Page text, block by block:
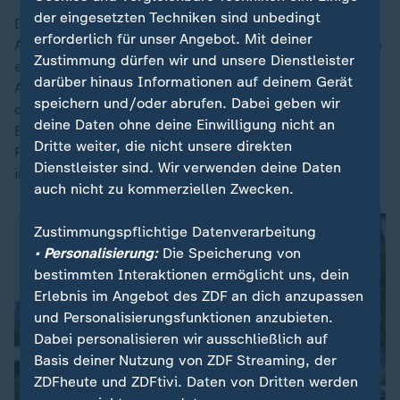
Der Deutsche überzeugte mit gewohnt wuchtigen
Aufschlägen und präzisen Cross-Bällen, zudem streute
er gelegentlich gefühlvolle Stops in sein Spiel ein.
Auch in engen Situationen, als er zum Beispiel im
dritten Aufschlagspiel des ersten Satzes vier
Breakchancen abwehrte, verlor Zverev nicht seinen
Rhythmus. Martinez musste für fast jeden Punkt viel
investieren.
der eingesetzten Techniken sind unbedingt
erforderlich für unser Angebot. Mit deiner
Zustimmung dürfen wir und unsere Dienstleister
darüber hinaus Informationen auf deinem Gerät
speichern und/oder abrufen. Dabei geben wir
deine Daten ohne deine Einwilligung nicht an
Dritte weiter, die nicht unsere direkten
Dienstleister sind. Wir verwenden deine Daten
auch nicht zu kommerziellen Zwecken.
Zustimmungspflichtige Datenverarbeitung
• Personalisierung:Die Speicherung von
bestimmten Interaktionen ermöglicht uns, dein
Erlebnis im Angebot des ZDF an dich anzupassen
und Personalisierungsfunktionen anzubieten.
Dabei personalisieren wir ausschließlich auf
Basis deiner Nutzung von ZDF Streaming, der
ZDFheute und ZDFtivi. Daten von Dritten werden